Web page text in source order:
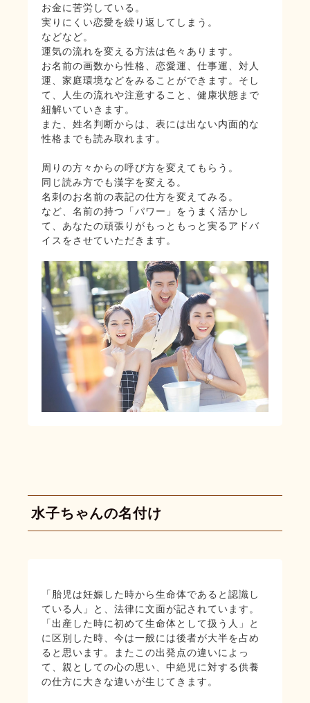
お金に苦労している。
実りにくい恋愛を繰り返してしまう。
などなど。
運気の流れを変える方法は色々あります。
お名前の画数から性格、恋愛運、仕事運、対人
運、家庭環境などをみることができます。そし
て、人生の流れや注意すること、健康状態まで
紐解いていきます。
また、姓名判断からは、表には出ない内面的な
性格までも読み取れます。
周りの方々からの呼び方を変えてもらう。
同じ読み方でも漢字を変える。
名刺のお名前の表記の仕方を変えてみる。
など、名前の持つ「パワー」をうまく活かし
て、あなたの頑張りがもっともっと実るアドバ
イスをさせていただきます。
水子ちゃんの名付け
「胎児は妊娠した時から生命体であると認識し
ている人」と、法律に文面が記されています。
「出産した時に初めて生命体として扱う人」と
に区別した時、今は一般には後者が大半を占め
ると思います。またこの出発点の違いによっ
て、親としての心の思い、中絶児に対する供養
の仕方に大きな違いが生じてきます。